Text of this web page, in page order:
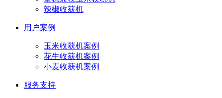
辣椒收获机
用户案例
玉米收获机案例
花生收获机案例
小麦收获机案例
服务支持